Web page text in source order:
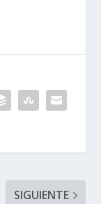
SIGUIENTE